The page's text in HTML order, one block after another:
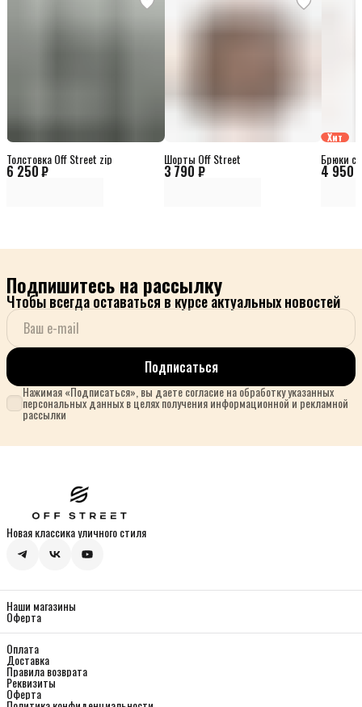
6 250 ₽
Толстовка Off Street zip
3 790 ₽
Шорты Off Street
Хит
4 950
Брюки
Подпишитесь на рассылку
Чтобы всегда оставаться в курсе актуальных новостей
Подписаться
Нажимая «Подписаться», вы даете согласие на обработку указанных
персональных данных в целях получения информационной и рекламной
рассылки
Новая классика уличного стиля
Наши магазины
Оферта
Оплата
Доставка
Правила возврата
Реквизиты
Оферта